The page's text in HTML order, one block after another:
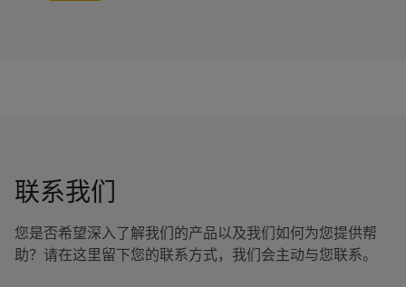
联系我们
您是否希望深入了解我们的产品以及我们如何为您提供帮
助？请在这里留下您的联系方式，我们会主动与您联系。